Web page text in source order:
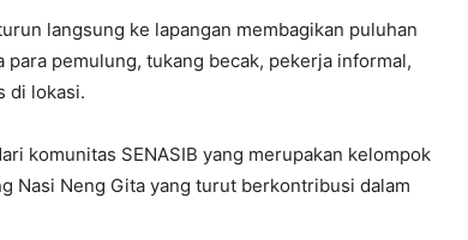
langsung ke lapangan membagikan puluhan
pemulung, tukang becak, pekerja informal,
di lokasi.
komunitas SENASIB yang merupakan kelompok
Nasi Neng Gita yang turut berkontribusi dalam